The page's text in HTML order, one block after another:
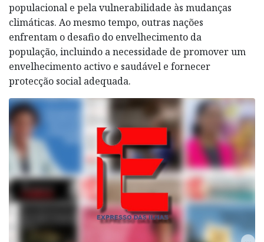
populacional e pela vulnerabilidade às mudanças
climáticas. Ao mesmo tempo, outras nações
enfrentam o desafio do envelhecimento da
população, incluindo a necessidade de promover um
envelhecimento activo e saudável e fornecer
protecção social adequada.